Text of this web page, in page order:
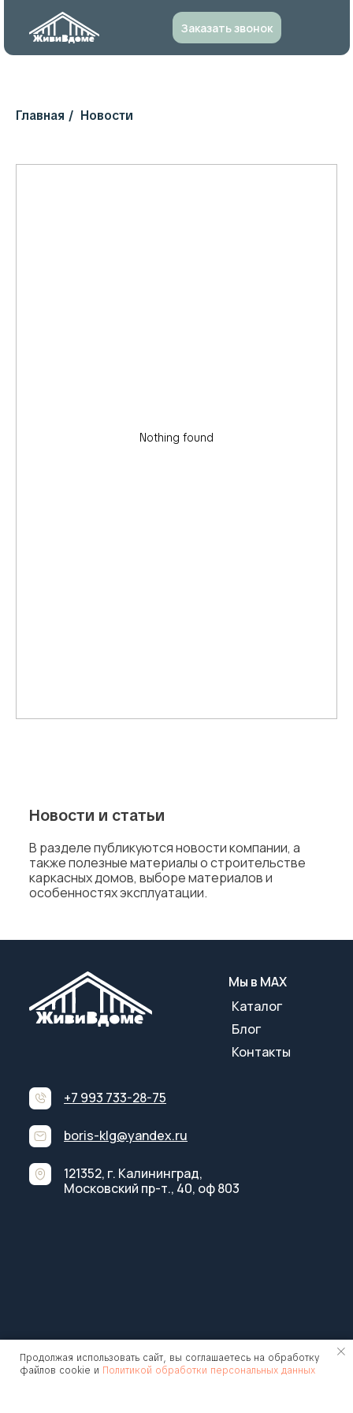
Заказать звонок
Главная / Новости
Nothing found
Новости и статьи
В разделе публикуются новости компании, а
также полезные материалы о строительстве
каркасных домов, выборе материалов и
особенностях эксплуатации.
+7 993 733-28-75
boris-klg@yandex.ru
121352, г. Калининград,
Московский пр-т., 40, оф 803
Каталог
Блог
Контакты
Мы в МАХ
Продолжая использовать сайт, вы соглашаетесь на обработку
файлов cookie и Политикой обработки персональных данных